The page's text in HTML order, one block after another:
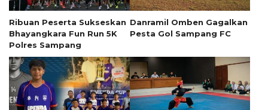
Ribuan Peserta Sukseskan
Bhayangkara Fun Run 5K
Polres Sampang
Danramil Omben Gagalkan
Pesta Gol Sampang FC